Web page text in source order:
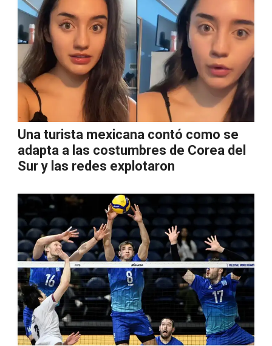
Una turista mexicana contó como se
adapta a las costumbres de Corea del
Sur y las redes explotaron